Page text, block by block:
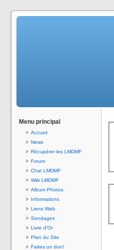
Menu principal
Accueil
News
Récupérer les LMDMF
Forum
Chat LMDMF
Wiki LMDMF
Album Photos
Informations
Liens Web
Sondages
Livre d'Or
Plan du Site
Faites un don!